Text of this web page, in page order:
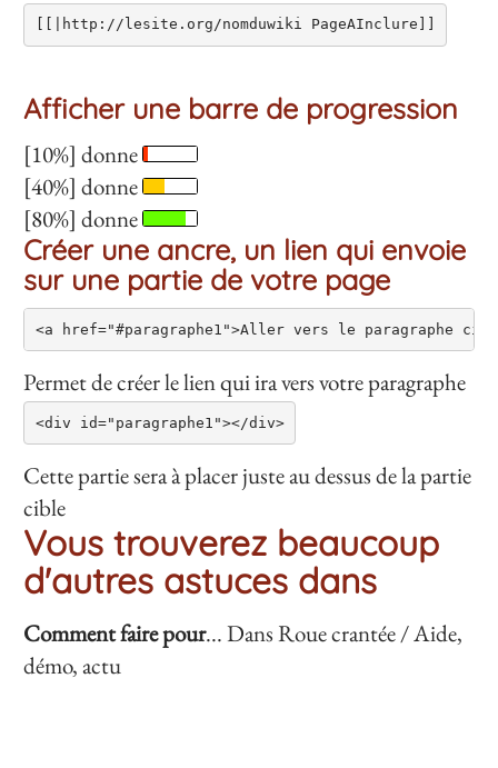
Afficher une barre de progression
[10%] donne
[40%] donne
[80%] donne
Créer une ancre, un lien qui envoie
sur une partie de votre page
Permet de créer le lien qui ira vers votre paragraphe
<div id="paragraphe1"></div>
Cette partie sera à placer juste au dessus de la partie
cible
Vous trouverez beaucoup
d'autres astuces dans
Comment faire pour... Dans Roue crantée / Aide,
démo, actu